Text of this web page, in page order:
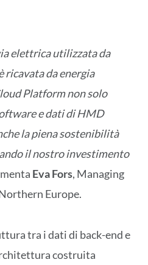
elettrica utilizzata da
ricavata da energia
Platform non solo
e dati di HMD
la piena sostenibilità
il nostro investimento
Eva Fors, Managing
Europe.
tra i dati di back-end e
costruita